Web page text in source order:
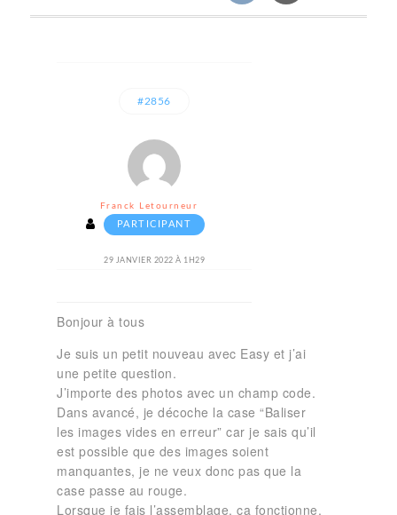
#2856
Franck Letourneur
PARTICIPANT
29 JANVIER 2022 À 1H29
Bonjour à tous
Je suis un petit nouveau avec Easy et j’ai
une petite question.
J’importe des photos avec un champ code.
Dans avancé, je décoche la case “Baliser
les images vides en erreur” car je sais qu’il
est possible que des images soient
manquantes, je ne veux donc pas que la
case passe au rouge.
Lorsque je fais l’assemblage, ça fonctionne,